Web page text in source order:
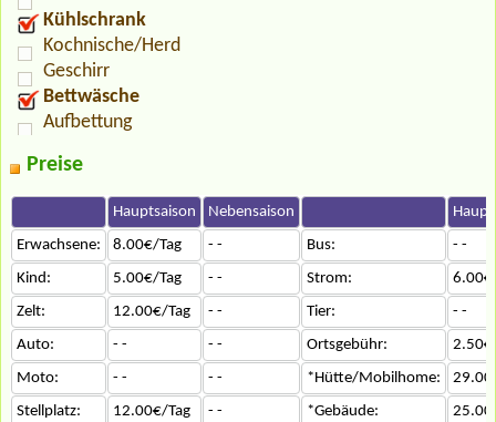
Kühlschrank
Kochnische/Herd
Geschirr
Bettwäsche
Aufbettung
Preise
Hauptsaison Nebensaison
Erwachsene:
8.00€/Tag - - Bus:
- -
Kind:
5.00€/Tag - - Strom:
Zelt:
12.00€/Tag - - Tier:
- -
Auto:
- - - - Ortsgebühr:
Moto:
- - - - *Hütte/Mobilhome:
Stellplatz:
12.00€/Tag - - *Gebäude: